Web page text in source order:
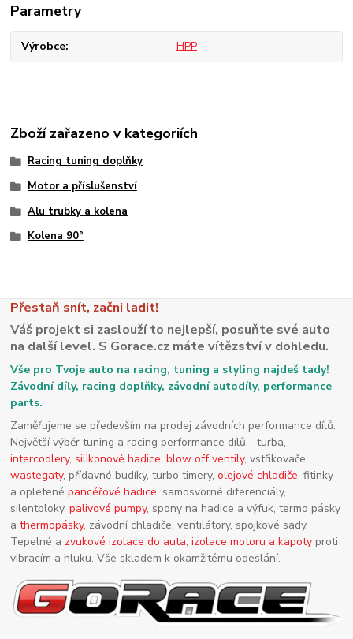
Parametry
Výrobce HPP
Zboží zařazeno v kategoriích
Racing tuning doplňky
Motor a příslušenství
Alu trubky a kolena
Kolena 90°
Přestaň snít, začni ladit!
Váš projekt si zaslouží to nejlepší, posuňte své auto
na další level. S Gorace.cz máte vítězství v dohledu.
Vše pro Tvoje auto na racing, tuning a styling najdeš tady!
Závodní díly, racing doplňky, závodní autodíly, performance
parts.
Zaměřujeme se především na prodej závodních performance dílů.
Největší výběr tuning a racing performance dílů - turba,
intercoolery,silikonové hadice,blow off ventily, vstřikovače,
wastegaty, přídavné budíky, turbo timery,olejové chladiče, fitinky
a opletenépancéřové hadice, samosvorné diferenciály,
silentbloky,palivové pumpy, spony na hadice a výfuk, termo pásky
athermopásky, závodní chladiče, ventilátory, spojkové sady.
Tepelné a zvukové izolace do auta,izolace motoru a kapoty proti
vibracím a hluku. Vše skladem k okamžitému odeslání.